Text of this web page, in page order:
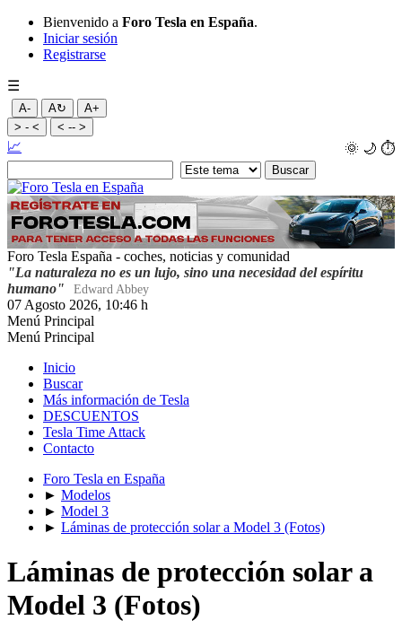
Bienvenido a Foro Tesla en España.
Iniciar sesión
Registrarse
☰
A- A↻
A+
> - <
< -- >
🌞 🌙 ⏱️
📈
Foro Tesla España - coches, noticias y comunidad
"La naturaleza no es un lujo, sino una necesidad del espíritu
humano"
Edward Abbey
07 Agosto 2026, 10:46 h
Menú Principal
Menú Principal
Inicio
Buscar
Más información de Tesla
DESCUENTOS
Tesla Time Attack
Contacto
Foro Tesla en España
► Modelos
► Model 3
► Láminas de protección solar a Model 3 (Fotos)
Láminas de protección solar a
Model 3 (Fotos)